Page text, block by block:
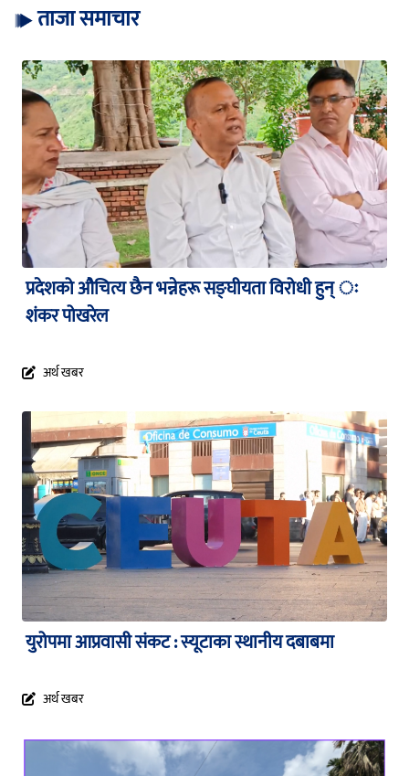
ताजा समाचार
प्रदेशको औचित्य छैन भन्नेहरू सङ्घीयता विरोधी हुन् ः
शंकर पोखरेल
अर्थ खबर
युरोपमा आप्रवासी संकट : स्यूटाका स्थानीय दबाबमा
अर्थ खबर